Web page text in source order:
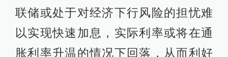
联储或处于对经济下行风险的担忧难
以实现快速加息，实际利率或将在通
胀利率升温的情况下回落，从而利好